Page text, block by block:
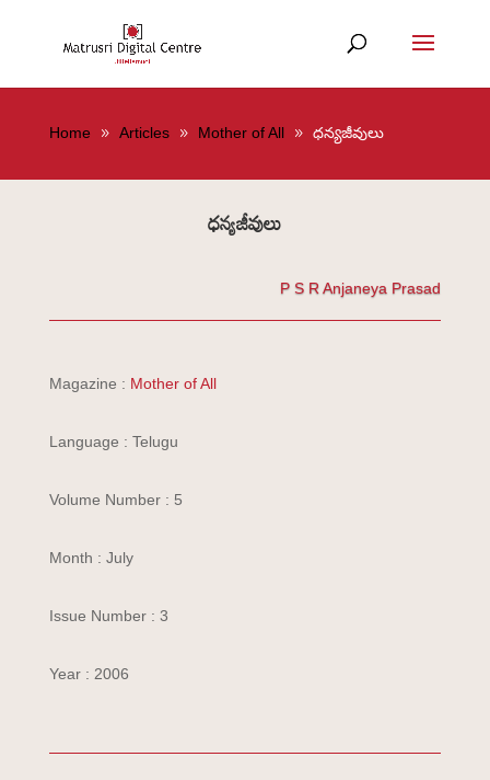
Home Articles Mother of All ధన్యజీవులు
ధన్యజీవులు
P S R Anjaneya Prasad
Magazine : Mother of All
Language : Telugu
Volume Number : 5
Month : July
Issue Number : 3
Year : 2006